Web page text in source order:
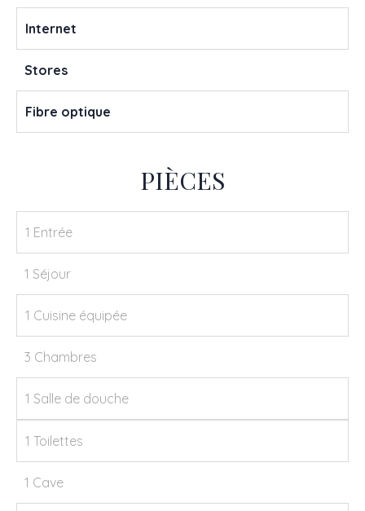
Internet
Stores
Fibre optique
PIÈCES
1 Entrée
1 Séjour
1 Cuisine équipée
3 Chambres
1 Salle de douche
1 Toilettes
1 Cave